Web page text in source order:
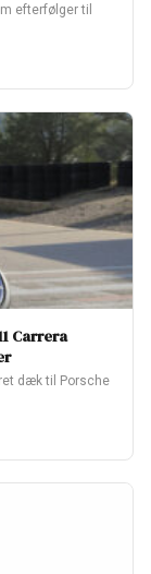
efterfølger til
Carrera
dæk til Porsche